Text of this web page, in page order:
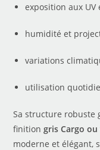
exposition aux UV
humidité et
variations
utilisation
Sa structure robuste
finitiongris Cargo
moderne et élégant,